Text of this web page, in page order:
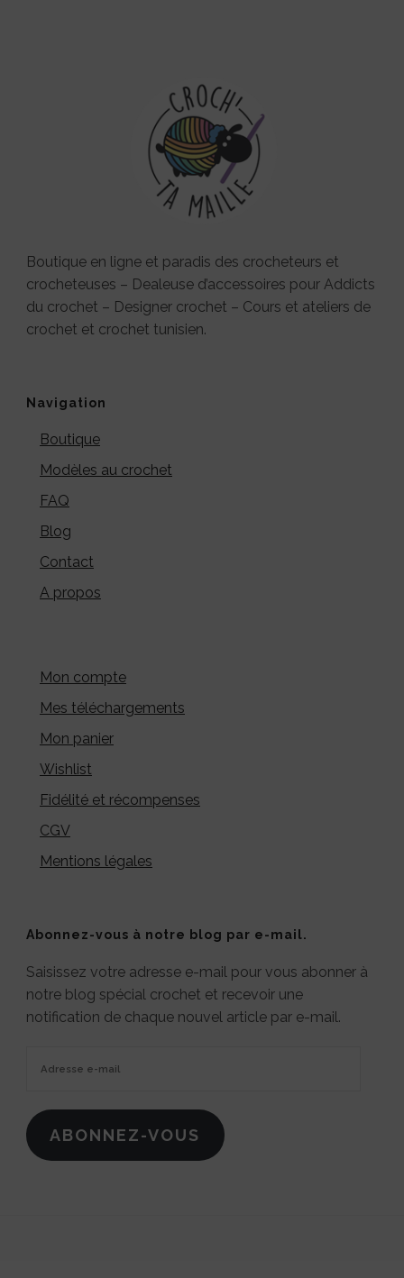
Boutique en ligne et paradis des crocheteurs et
crocheteuses – Dealeuse d’accessoires pour Addicts
du crochet – Designer crochet – Cours et ateliers de
crochet et crochet tunisien.
Navigation
Boutique
Modèles au crochet
FAQ
Blog
Contact
A propos
Mon compte
Mes téléchargements
Mon panier
Wishlist
Fidélité et récompenses
CGV
Mentions légales
Abonnez-vous à notre blog par e-mail.
Saisissez votre adresse e-mail pour vous abonner à
notre blog spécial crochet et recevoir une
notification de chaque nouvel article par e-mail.
ABONNEZ-VOUS